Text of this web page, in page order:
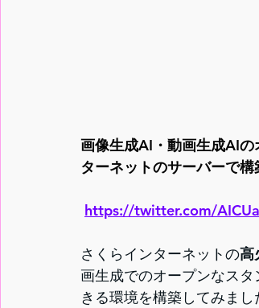
画像生成AI・動画生成AI
ターネットのサーバーで構
https://twitter.com/
さくらインターネットの高
画生成でのオープンなス
きる環境を構築してみまし